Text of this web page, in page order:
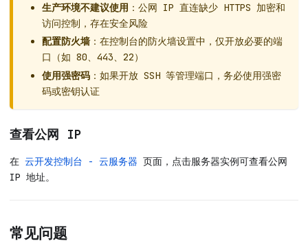
生产环境不建议使用 ：公网 IP 直连缺少 HTTPS 加密和
访问控制，存在安全风险
配置防火墙：在控制台的防火墙设置中，仅开放必要的端
口（如 80、443、22）
使用强密码 ：如果开放 SSH 等管理端口，务必使用强密
码或密钥认证
查看公网 IP
在 云开发控制台 - 云服务器 页面，点击服务器实例可查看公网
IP 地址。
常见问题